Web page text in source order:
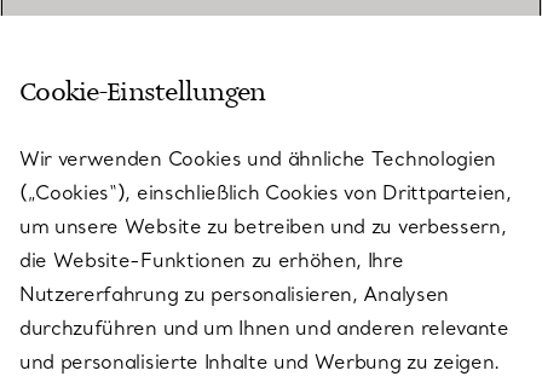
KUNDENSERVICE
SERVICES
ÜBER TIFFANY & CO.
Cookie-Einstellungen
Wir verwenden Cookies und ähnliche Technologien
(„Cookies“), einschließlich Cookies von Drittparteien,
um unsere Website zu betreiben und zu verbessern,
die Website-Funktionen zu erhöhen, Ihre
Nutzererfahrung zu personalisieren, Analysen
durchzuführen und um Ihnen und anderen relevante
und personalisierte Inhalte und Werbung zu zeigen.